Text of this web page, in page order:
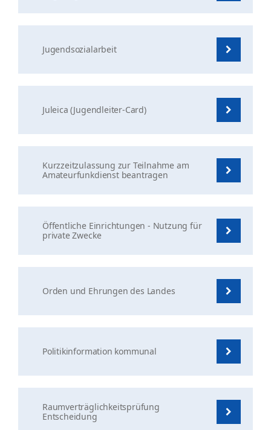
Jugendsozialarbeit
Juleica (Jugendleiter-Card)
Kurzzeitzulassung zur Teilnahme am
Amateurfunkdienst beantragen
Öffentliche Einrichtungen - Nutzung für
private Zwecke
Orden und Ehrungen des Landes
Politikinformation kommunal
Raumverträglichkeitsprüfung
Entscheidung